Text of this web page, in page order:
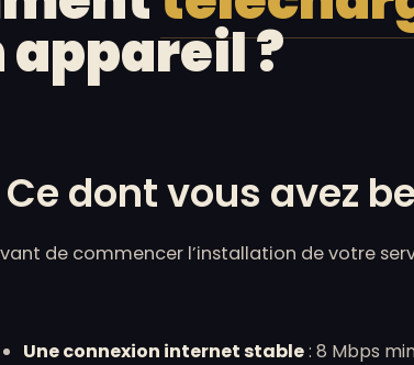
appareil ?
Ce dont vous avez
de commencer l’installation de votre
Une connexion internet stable: 8 Mbps